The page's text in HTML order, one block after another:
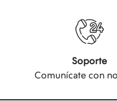
Soporte
Comunícate con